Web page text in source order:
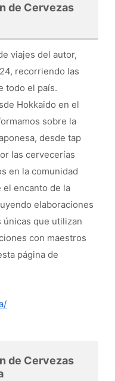
de Cervezas
viajes del autor,
recorriendo las
todo el país.
Hokkaido en el
sobre la
desde tap
las cervecerías
en la comunidad
encanto de la
elaboraciones
únicas que utilizan
con maestros
página de
de Cervezas